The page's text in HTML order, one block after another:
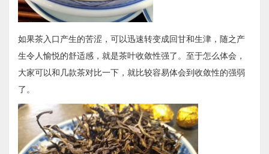
如果茶入口产生的苦涩，可以迅速转变成回甘和生津，随之产
生令人愉悦的舒适感，就是茶叶收敛性强了。至于怎么体会，
大家可以和几款茶对比一下，就比较容易体会到收敛性的强弱
了。